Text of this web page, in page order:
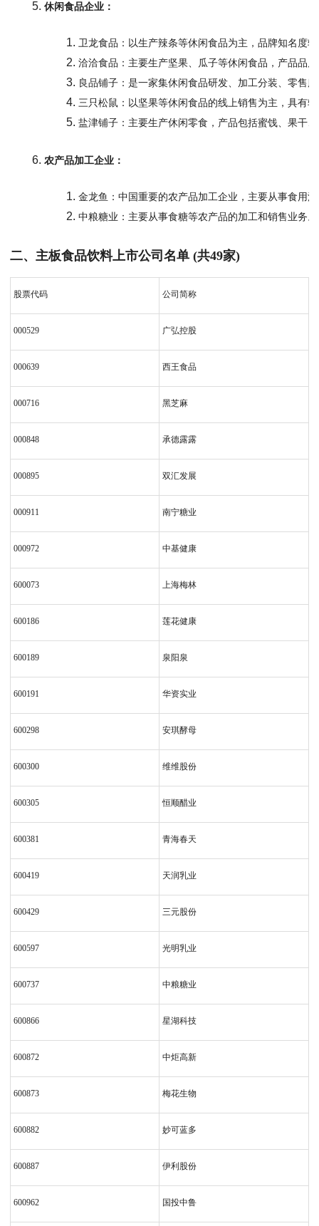
休闲食品企业：
卫龙食品：以生产辣条等休闲食品为主，品牌知名度
洽洽食品：主要生产坚果、瓜子等休闲食品，产品品
良品铺子：是一家集休闲食品研发、加工分装、零售
三只松鼠：以坚果等休闲食品的线上销售为主，具有
盐津铺子：主要生产休闲零食，产品包括蜜饯、果干
农产品加工企业：
金龙鱼：中国重要的农产品加工企业，主要从事食用
中粮糖业：主要从事食糖等农产品的加工和销售业务。
二、主板食品饮料上市公司名单 (共49家)
股票代码 公司简称
000529 广弘控股
000639 西王食品
000716 黑芝麻
000848 承德露露
000895 双汇发展
000911 南宁糖业
000972 中基健康
600073 上海梅林
600186 莲花健康
600189 泉阳泉
600191 华资实业
600298 安琪酵母
600300 维维股份
600305 恒顺醋业
600381 青海春天
600419 天润乳业
600429 三元股份
600597 光明乳业
600737 中粮糖业
600866 星湖科技
600872 中炬高新
600873 梅花生物
600882 妙可蓝多
600887 伊利股份
600962 国投中鲁